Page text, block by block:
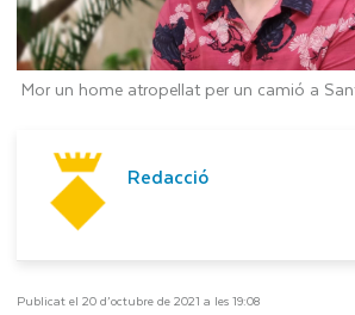
Mor un home atropellat per un camió a
Redacció
Publicat el 20 d’octubre de 2021 a les 19:08